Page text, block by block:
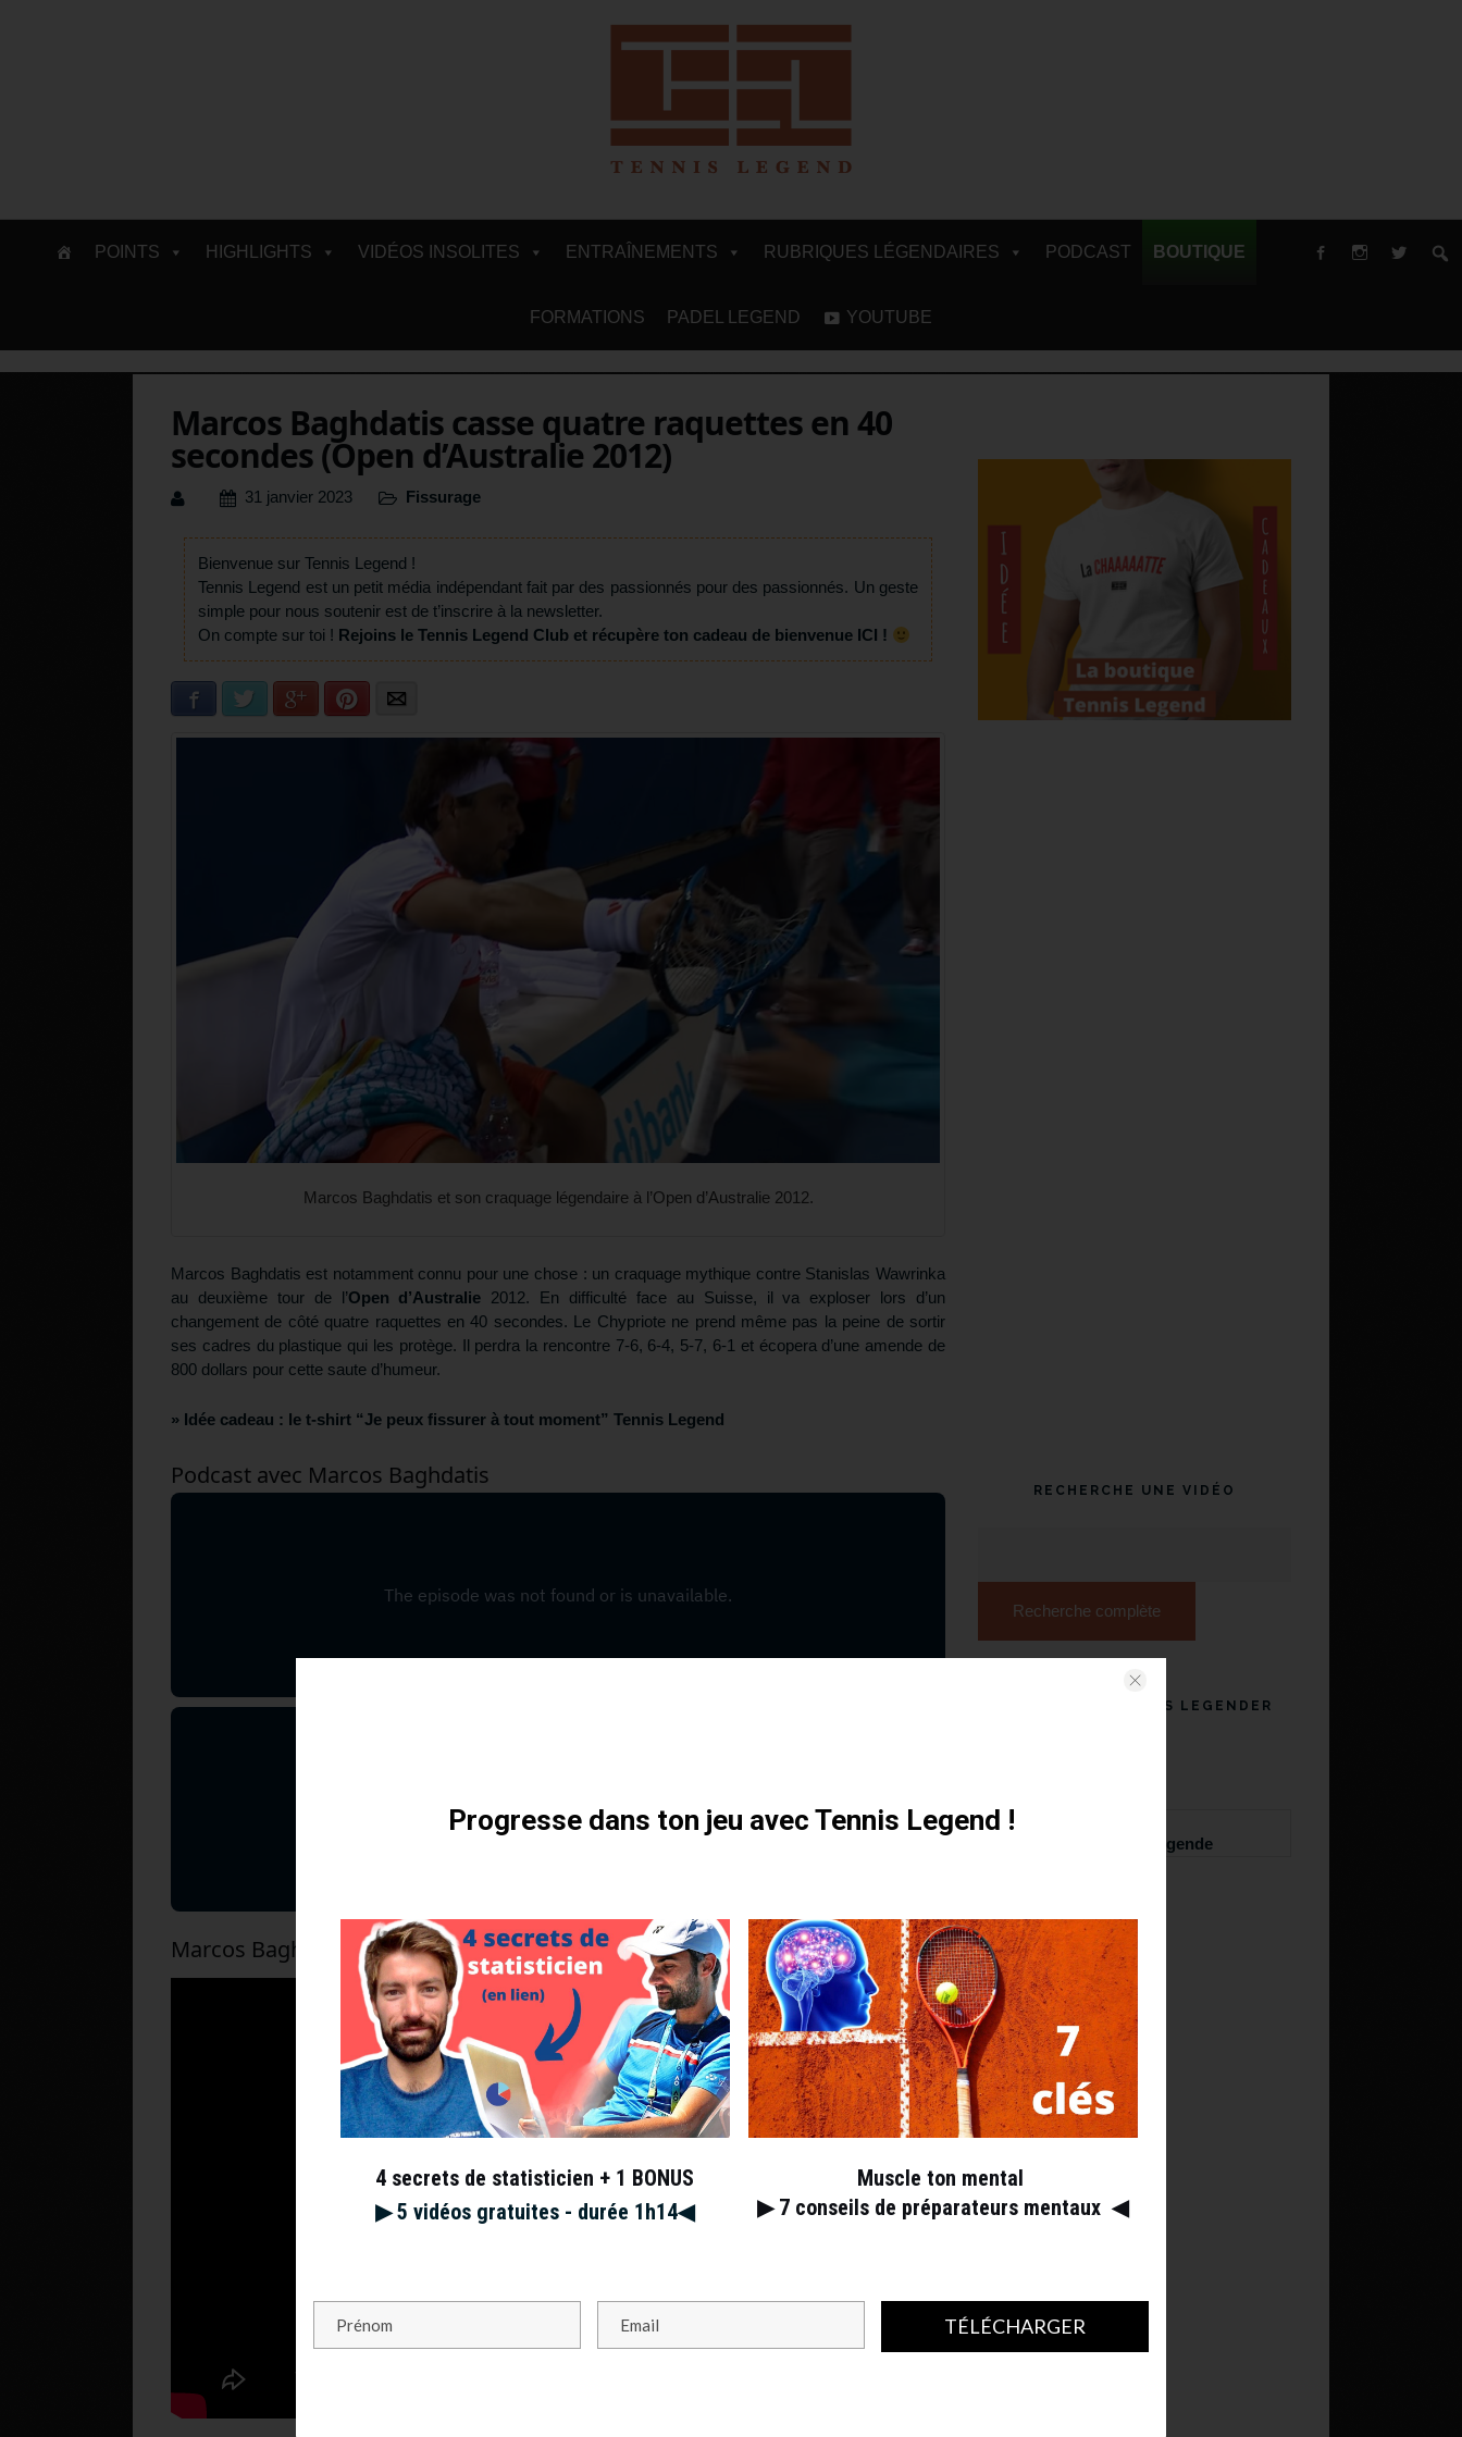
POINTS HIGHLIGHTS VIDÉOS INSOLITES ENTRAÎNEMENTS RUBRIQUES LÉGENDAIRES PODCAST BOUTIQUE
FORMATIONS PADEL LEGEND YOUTUBE
Marcos Baghdatis casse quatre raquettes en 40
secondes (Open d’Australie 2012)
31 janvier 2023 Fissurage
Bienvenue sur Tennis Legend !
Tennis Legend est un petit média indépendant fait par des passionnés pour des passionnés. Un geste
simple pour nous soutenir est de t’inscrire à la newsletter.
On compte sur toi ! Rejoins le Tennis Legend Club et récupère ton cadeau de bienvenue ICI !
Facebook Twitter Google+ Pinterest
Marcos Baghdatis et son craquage légendaire à l’Open d’Australie 2012.
Marcos Baghdatis est notamment connu pour une chose : un craquage mythique contre Stanislas Wawrinka
au deuxième tour de l’Open d’Australie 2012. En difficulté face au Suisse, il va exploser lors d’un
changement de côté quatre raquettes en 40 secondes. Le Chypriote ne prend même pas la peine de sortir
ses cadres du plastique qui les protège. Il perdra la rencontre 7-6, 6-4, 5-7, 6-1 et écopera d’une amende de
800 dollars pour cette saute d’humeur.
» Idée cadeau : le t-shirt “Je peux fissurer à tout moment” Tennis Legend
Podcast avec Marcos Baghdatis
Marcos Baghdatis fissure
RECHERCHE UNE VIDÉO
Recherche complète
DEVIENS UN TENNIS LEGENDER
Tweets de @TennisLegende
Progresse dans ton jeu avec Tennis Legend !
4 secrets de statisticien + 1 BONUS
▶︎ 5 vidéos gratuites - durée 1h14◀︎
Muscle ton mental
▶︎ 7 conseils de préparateurs mentaux ◀︎
TÉLÉCHARGER